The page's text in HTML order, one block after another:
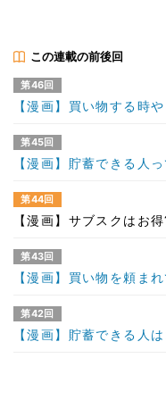
この連載の前後回
第46回
【漫画】買い物する時
第45回
【漫画】貯蓄できる人
第44回
【漫画】サブスクはお
第43回
【漫画】買い物を頼ま
第42回
【漫画】貯蓄できる人